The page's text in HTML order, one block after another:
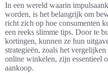
In een wereld waarin
worden, is het belangrijk om
richt zich op hoe consumenten
een reeks slimme tips. Door te
kortingen, kunnen ze hun
strategieën, zoals het
online winkelen, zijn essentieel
aankoop.